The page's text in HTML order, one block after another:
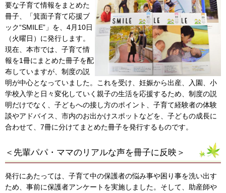
要な子育て情報をまとめた
冊子、「箕面子育て応援ブ
ック“SMILE”」を、4月10日
（火曜日）に発行します。
現在、本市では、子育て情
報を1冊にまとめた冊子を配
布していますが、制度の説
明が中心となっていました。これを受け、妊娠から出産、入園、小
学校入学と日々変化していく親子の生活を応援するため、制度の説
明だけでなく、子どもへの接し方のポイント、子育て経験者の体験
談やアドバイス、市内のお出かけスポットなどを、子どもの成長に
合わせて、7冊に分けてまとめた冊子を発行するものです。
＜先輩パパ・ママのリアルな声を冊子に反映＞
発行にあたっては、子育て中の保護者の悩み事や困り事を洗い出す
ため、事前に保護者アンケートを実施しました。そして、助産師や